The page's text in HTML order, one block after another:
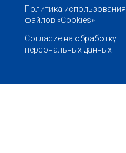
Политика использования
файлов «Cookies»
Согласие на обработку
персональных данных